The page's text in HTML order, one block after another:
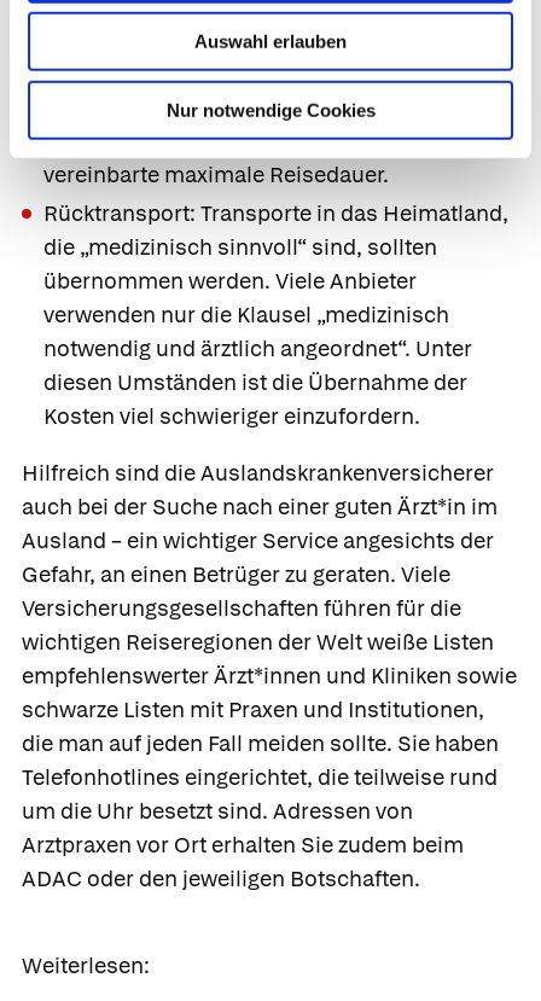
Auswahl erlauben
Nur notwendige Cookies
Routinebehandlungen übernommen?
Nachleistungsfrist: Wichtig ist, dass die
Versicherung auch für eine Behandlung
aufkommt, die länger dauert als die eigentlich
vereinbarte maximale Reisedauer.
Rücktransport: Transporte in das Heimatland,
die „medizinisch sinnvoll“ sind, sollten
übernommen werden. Viele Anbieter
verwenden nur die Klausel „medizinisch
notwendig und ärztlich angeordnet“. Unter
diesen Umständen ist die Übernahme der
Kosten viel schwieriger einzufordern.
Hilfreich sind die Auslandskrankenversicherer
auch bei der Suche nach einer guten Ärzt*in im
Ausland – ein wichtiger Service angesichts der
Gefahr, an einen Betrüger zu geraten. Viele
Versicherungsgesellschaften führen für die
wichtigen Reiseregionen der Welt weiße Listen
empfehlenswerter Ärzt*innen und Kliniken sowie
schwarze Listen mit Praxen und Institutionen,
die man auf jeden Fall meiden sollte. Sie haben
Telefonhotlines eingerichtet, die teilweise rund
um die Uhr besetzt sind. Adressen von
Arztpraxen vor Ort erhalten Sie zudem beim
ADAC oder den jeweiligen Botschaften.
Weiterlesen: